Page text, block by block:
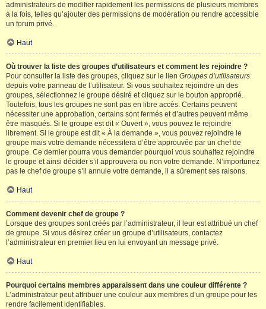
administrateurs de modifier rapidement les permissions de plusieurs membres
à la fois, telles qu’ajouter des permissions de modération ou rendre accessible
un forum privé.
Haut
Où trouver la liste des groupes d’utilisateurs et comment les rejoindre ?
Pour consulter la liste des groupes, cliquez sur le lien Groupes d’utilisateurs
depuis votre panneau de l’utilisateur. Si vous souhaitez rejoindre un des
groupes, sélectionnez le groupe désiré et cliquez sur le bouton approprié.
Toutefois, tous les groupes ne sont pas en libre accès. Certains peuvent
nécessiter une approbation, certains sont fermés et d’autres peuvent même
être masqués. Si le groupe est dit « Ouvert », vous pouvez le rejoindre
librement. Si le groupe est dit « À la demande », vous pouvez rejoindre le
groupe mais votre demande nécessitera d’être approuvée par un chef de
groupe. Ce dernier pourra vous demander pourquoi vous souhaitez rejoindre
le groupe et ainsi décider s’il approuvera ou non votre demande. N’importunez
pas le chef de groupe s’il annule votre demande, il a sûrement ses raisons.
Haut
Comment devenir chef de groupe ?
Lorsque des groupes sont créés par l’administrateur, il leur est attribué un chef
de groupe. Si vous désirez créer un groupe d’utilisateurs, contactez
l’administrateur en premier lieu en lui envoyant un message privé.
Haut
Pourquoi certains membres apparaissent dans une couleur différente ?
L’administrateur peut attribuer une couleur aux membres d’un groupe pour les
rendre facilement identifiables.